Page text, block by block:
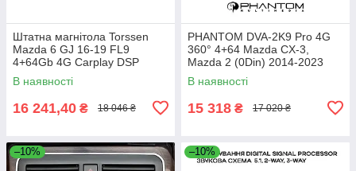
Штатна магнітола Torssen
Mazda 6 GJ 16-19 FL9
4+64Gb 4G Carplay DSP
В наявності
16 241,40 ₴ 18 046 ₴
PHANTOM DVA-2K9 Pro 4G
360° 4+64 Mazda CX-3,
Mazda 2 (0Din) 2014-2023
В наявності
15 318 ₴ 17 020 ₴
–10% –10%